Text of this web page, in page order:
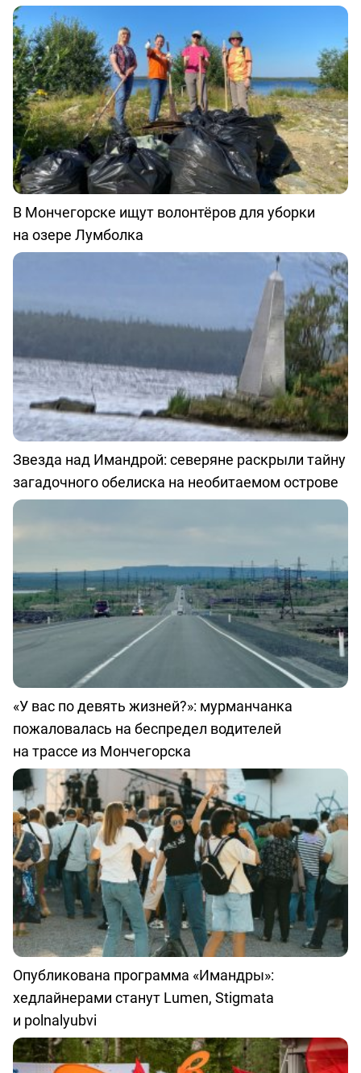
В Мончегорске ищут волонтёров для уборки
на озере Лумболка
Звезда над Имандрой: северяне раскрыли тайну
загадочного обелиска на необитаемом острове
«У вас по девять жизней?»: мурманчанка
пожаловалась на беспредел водителей
на трассе из Мончегорска
Опубликована программа «Имандры»:
хедлайнерами станут Lumen, Stigmata
и polnalyubvi